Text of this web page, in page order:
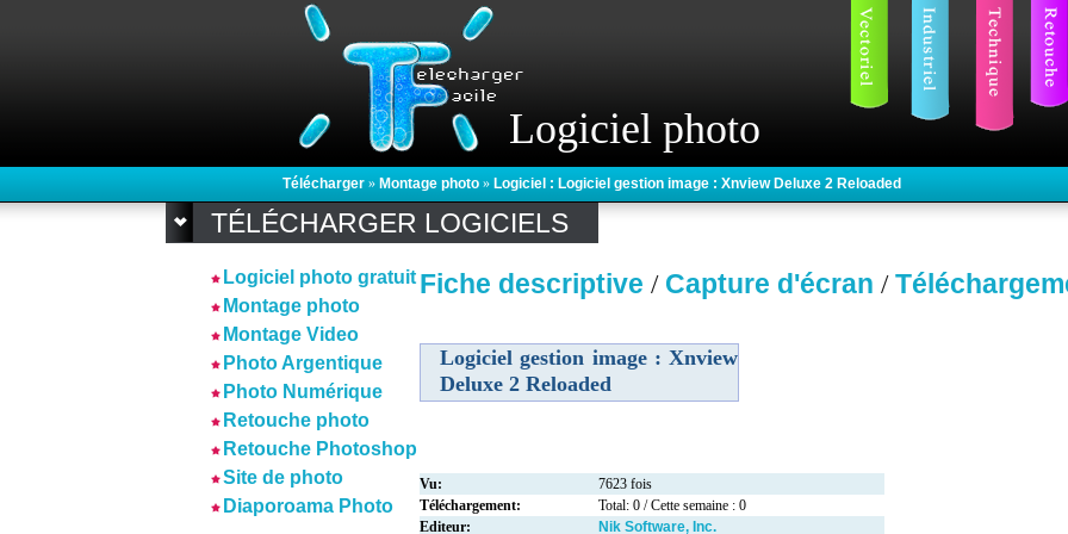
Logiciel photo
Télécharger » Montage photo » Logiciel : Logiciel gestion image : Xnview Deluxe 2 Reloaded
TÉLÉCHARGER LOGICIELS
Logiciel photo gratuit
Montage photo
Montage Video
Photo Argentique
Photo Numérique
Retouche photo
Retouche Photoshop
Site de photo
Diaporoama Photo
Fiche descriptive / Capture d'écran /
Logiciel gestion image : Xnview
Deluxe 2 Reloaded
Vu:
7623 fois
Téléchargement:
Total: 0 / Cette semaine : 0
Editeur:
Nik Software, Inc.